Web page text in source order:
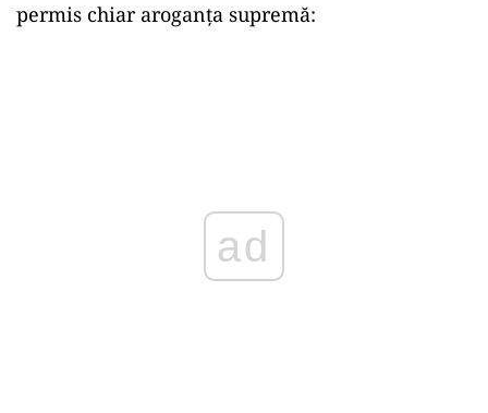
permis chiar aroganța supremă:
ad